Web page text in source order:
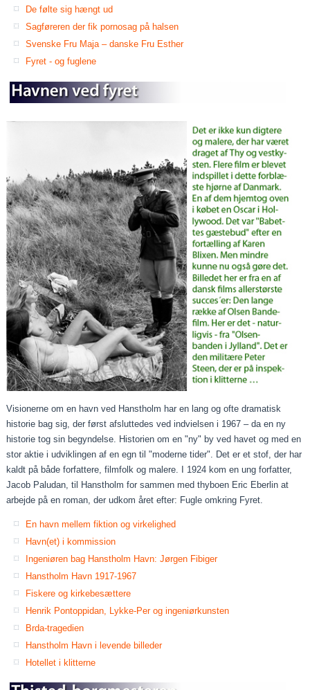
De følte sig hængt ud
Sagføreren der fik pornosag på halsen
Svenske Fru Maja – danske Fru Esther
Fyret - og fuglene
Visionerne om en havn ved Hanstholm har en lang og ofte dramatisk
historie bag sig, der først afsluttedes ved indvielsen i 1967 – da en ny
historie tog sin begyndelse. Historien om en "ny" by ved havet og med en
stor aktie i udviklingen af en egn til "moderne tider". Det er et stof, der har
kaldt på både forfattere, filmfolk og malere. I 1924 kom en ung forfatter,
Jacob Paludan, til Hanstholm for sammen med thyboen Eric Eberlin at
arbejde på en roman, der udkom året efter: Fugle omkring Fyret.
En havn mellem fiktion og virkelighed
Havn(et) i kommission
Ingeniøren bag Hanstholm Havn: Jørgen Fibiger
Hanstholm Havn 1917-1967
Fiskere og kirkebesættere
Henrik Pontoppidan, Lykke-Per og ingeniørkunsten
Brda-tragedien
Hanstholm Havn i levende billeder
Hotellet i klitterne